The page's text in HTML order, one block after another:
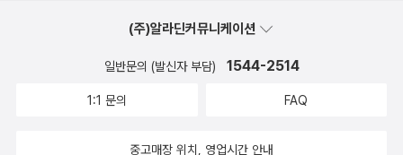
(주)알라딘커뮤니케이션
일반문의 (발신자 부담) 1544-2514
1:1 문의 FAQ
중고매장 위치, 영업시간 안내